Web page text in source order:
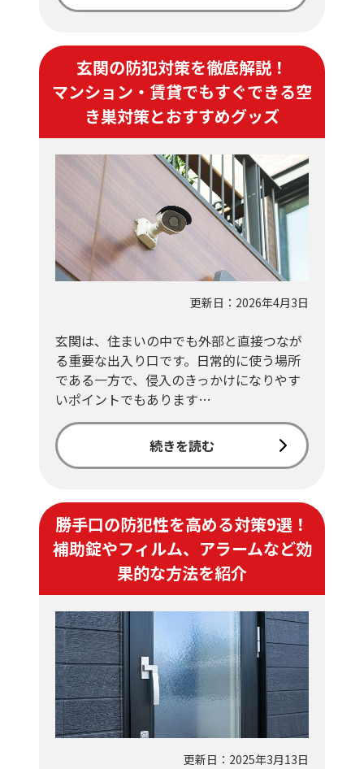
玄関の防犯対策を徹底解説！
マンション・賃貸でもすぐできる空
き巣対策とおすすめグッズ
更新日：2026年4月3日
玄関は、住まいの中でも外部と直接つなが
る重要な出入り口です。日常的に使う場所
である一方で、侵入のきっかけになりやす
いポイントでもあります…
続きを読む
勝手口の防犯性を高める対策9選！
補助錠やフィルム、アラームなど効
果的な方法を紹介
更新日：2025年3月13日